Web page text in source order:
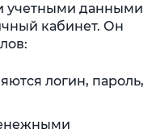
учетными данными
кабинет. Он
логин, пароль,